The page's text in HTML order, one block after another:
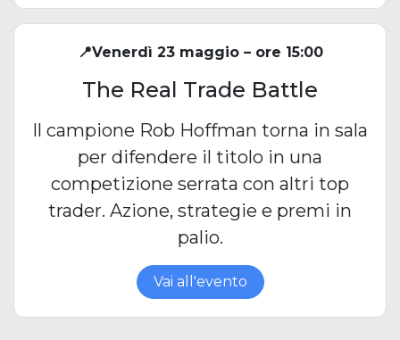
📍Venerdì 23 maggio – ore 15:00
The Real Trade Battle
Il campione Rob Hoffman torna in sala
per difendere il titolo in una
competizione serrata con altri top
trader. Azione, strategie e premi in
palio.
Vai all'evento